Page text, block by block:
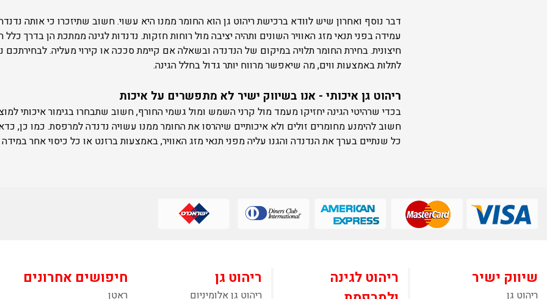
דבר נוסף ואחרון שיש לוודא ברכישת ריהוט גן הוא החומר ממנו היא עשוי. חשוב שתיזכרו כי אותה
עמידה בפני תנאי מזג האוויר השונים ותהיה יציבה מול רוחות חזקות. נדנדות לגינה ממתכת הן בדרך
חיצונית. בחירת החומר תלויה במיקום של הנדנדה ובשאלה אם קיימת סככה או קירוי מעליה. לבחירתכם
לתלות באמצעות ווים, מה שיאפשר מרווח יותר גדול בחלל הגינה.
ריהוט גן איכותי - אנו בשיווק ישיר לא מתפשרים על איכות
חשוב להימנע מחומרים זולים ולא איכותיים שיהרסו את החומר ממנו עשויה נדנדה למרפסת. כמו כן,
כל שנתיים בערך את הנדנדה והגנו עליה מפני תנאי מזג האוויר, באמצעות ברזנט או כל כיסוי אחר
שיווק ישיר
ריהוט גן
ריהוט לגינה
ריהוט גן
ריהוט גן אלומיניום
חיפושים אחרונים
ראטן